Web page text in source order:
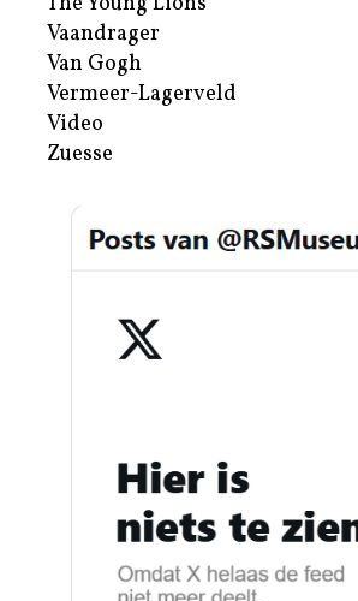
Vaandrager
Van Gogh
Vermeer-Lagerveld
Video
Zuesse